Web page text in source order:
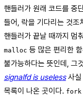
핸들러가 원래 코드를 중
들어, 락을 기다리는 것조
핸들러가 끝날 때까지 멈
malloc 등 많은 편리한
불가능하다는 뜻인데, 그
signalfd is useless사실
목록이 나온 곳이다. fork